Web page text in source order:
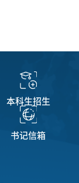
本科生招生
书记信箱